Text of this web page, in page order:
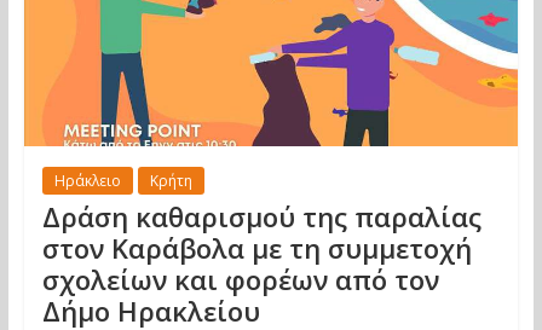
Ηράκλειο Κρήτη
Δράση καθαρισμού της παραλίας
στον Καράβολα με τη συμμετοχή
σχολείων και φορέων από τον
Δήμο Ηρακλείου